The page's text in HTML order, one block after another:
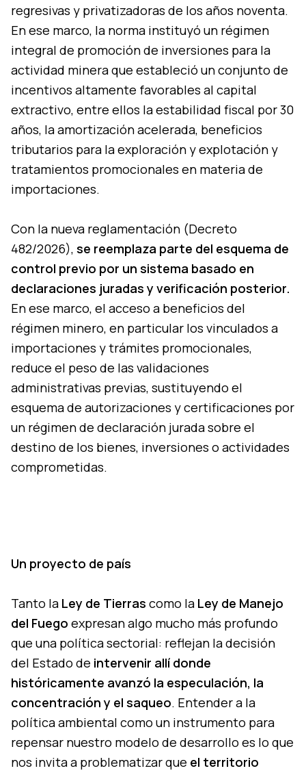
regresivas y privatizadoras de los años noventa.
En ese marco, la norma instituyó un régimen
integral de promoción de inversiones para la
actividad minera que estableció un conjunto de
incentivos altamente favorables al capital
extractivo, entre ellos la estabilidad fiscal por 30
años, la amortización acelerada, beneficios
tributarios para la exploración y explotación y
tratamientos promocionales en materia de
importaciones.
Con la nueva reglamentación (Decreto
482/2026), se reemplaza parte del esquema de
control previo por un sistema basado en
declaraciones juradas y verificación posterior.
En ese marco, el acceso a beneficios del
régimen minero, en particular los vinculados a
importaciones y trámites promocionales,
reduce el peso de las validaciones
administrativas previas, sustituyendo el
esquema de autorizaciones y certificaciones por
un régimen de declaración jurada sobre el
destino de los bienes, inversiones o actividades
comprometidas.
Un proyecto de país
Tanto la Ley de Tierras como la Ley de Manejo
del Fuego expresan algo mucho más profundo
que una política sectorial: reflejan la decisión
del Estado de intervenir allí donde
históricamente avanzó la especulación, la
concentración y el saqueo. Entender a la
política ambiental como un instrumento para
repensar nuestro modelo de desarrollo es lo que
nos invita a problematizar que el territorio